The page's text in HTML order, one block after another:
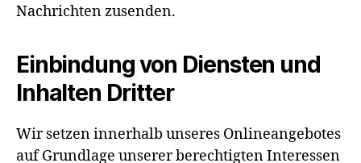
Nachrichten zusenden.
Einbindung von Diensten und
Inhalten Dritter
Wir setzen innerhalb unseres Onlineangebotes
auf Grundlage unserer berechtigten Interessen